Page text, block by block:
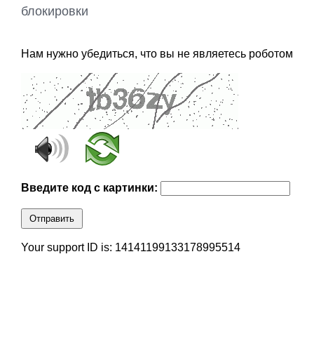
блокировки
Нам нужно убедиться, что вы не являетесь роботом
Введите код с картинки:
Отправить
Your support ID is: 14141199133178995514